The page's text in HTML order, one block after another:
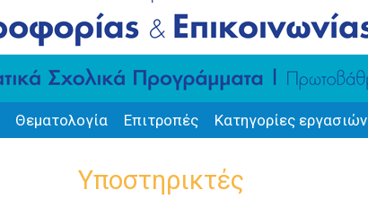
Θεματολογία Επιτροπές Κατηγορίες εργασιών
Υποστηρικτές